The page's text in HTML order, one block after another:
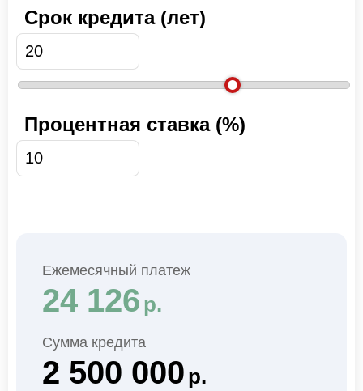
Срок кредита (лет)
Процентная ставка (%)
Ежемесячный платеж
24 126 р.
Сумма кредита
2 500 000 р.